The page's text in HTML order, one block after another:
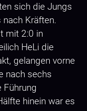
sich die Jungs
Kräften.
mit 2:0 in
HeLi die
gelangen vorne
nach sechs
hinein war es